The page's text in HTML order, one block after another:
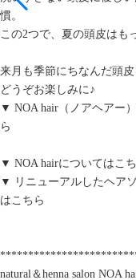
慣。
この2つで、夏の頭皮はも
来月も季節にちなんだ頭
どうぞお楽しみに♪
▼ NOA hair（ノアヘアー
ら
▼ NOA hairについてはこ
▼ リニューアルしたヘア
はこちら
natural＆henna salon NOA